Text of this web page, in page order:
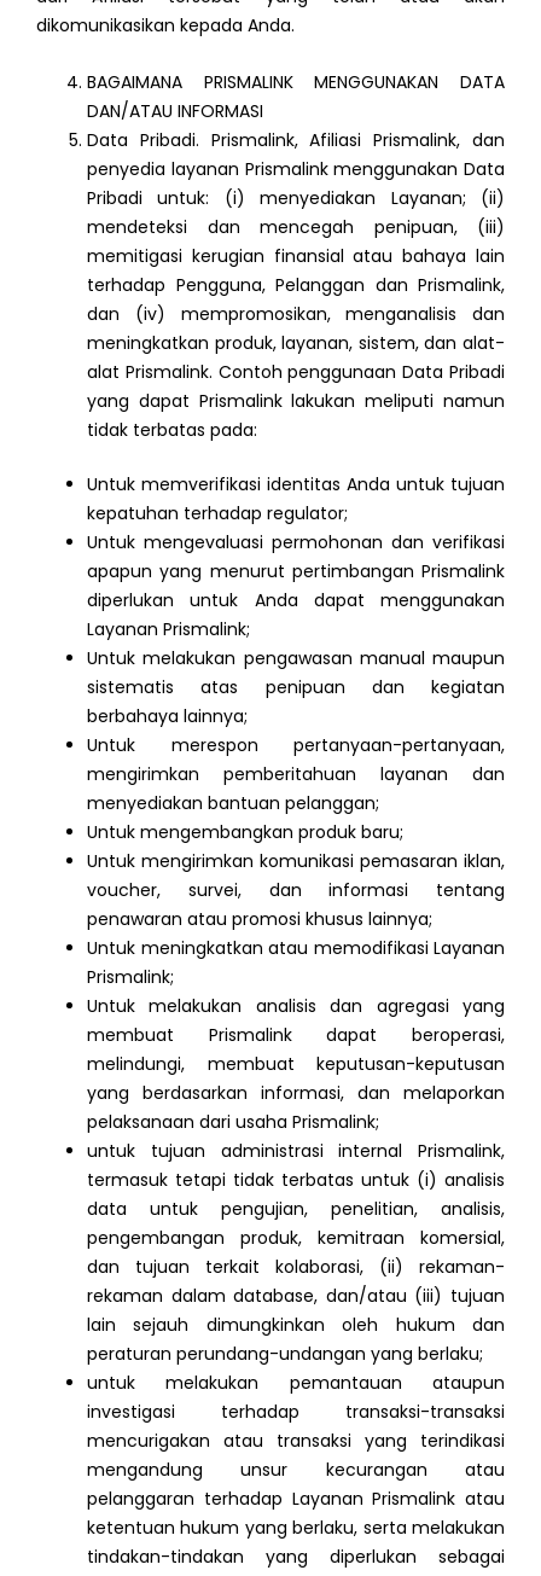
dikomunikasikan kepada Anda.
BAGAIMANA PRISMALINK MENGGUNAKAN DATA
DAN/ATAU INFORMASI
Data Pribadi. Prismalink, Afiliasi Prismalink, dan
penyedia layanan Prismalink menggunakan Data
Pribadi untuk: (i) menyediakan Layanan; (ii)
mendeteksi dan mencegah penipuan, (iii)
memitigasi kerugian finansial atau bahaya lain
terhadap Pengguna, Pelanggan dan Prismalink,
dan (iv) mempromosikan, menganalisis dan
meningkatkan produk, layanan, sistem, dan alat-
alat Prismalink. Contoh penggunaan Data Pribadi
yang dapat Prismalink lakukan meliputi namun
tidak terbatas pada:
Untuk memverifikasi identitas Anda untuk tujuan
kepatuhan terhadap regulator;
Untuk mengevaluasi permohonan dan verifikasi
apapun yang menurut pertimbangan Prismalink
diperlukan untuk Anda dapat menggunakan
Layanan Prismalink;
Untuk melakukan pengawasan manual maupun
sistematis atas penipuan dan kegiatan
berbahaya lainnya;
Untuk merespon pertanyaan-pertanyaan,
mengirimkan pemberitahuan layanan dan
menyediakan bantuan pelanggan;
Untuk mengembangkan produk baru;
Untuk mengirimkan komunikasi pemasaran iklan,
voucher, survei, dan informasi tentang
penawaran atau promosi khusus lainnya;
Untuk meningkatkan atau memodifikasi Layanan
Prismalink;
Untuk melakukan analisis dan agregasi yang
membuat Prismalink dapat beroperasi,
melindungi, membuat keputusan-keputusan
yang berdasarkan informasi, dan melaporkan
pelaksanaan dari usaha Prismalink;
untuk tujuan administrasi internal Prismalink,
termasuk tetapi tidak terbatas untuk (i) analisis
data untuk pengujian, penelitian, analisis,
pengembangan produk, kemitraan komersial,
dan tujuan terkait kolaborasi, (ii) rekaman-
rekaman dalam database, dan/atau (iii) tujuan
lain sejauh dimungkinkan oleh hukum dan
peraturan perundang-undangan yang berlaku;
untuk melakukan pemantauan ataupun
investigasi terhadap transaksi-transaksi
mencurigakan atau transaksi yang terindikasi
mengandung unsur kecurangan atau
pelanggaran terhadap Layanan Prismalink atau
ketentuan hukum yang berlaku, serta melakukan
tindakan-tindakan yang diperlukan sebagai